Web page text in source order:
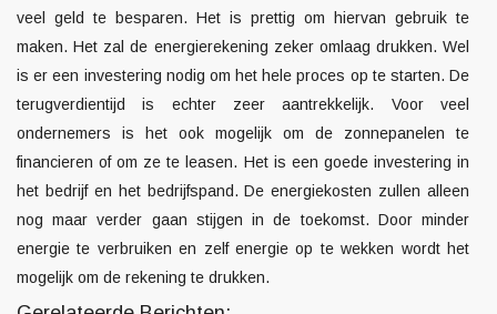
veel geld te besparen. Het is prettig om hiervan gebruik te
maken. Het zal de energierekening zeker omlaag drukken. Wel
is er een investering nodig om het hele proces op te starten. De
terugverdientijd is echter zeer aantrekkelijk. Voor veel
ondernemers is het ook mogelijk om de zonnepanelen te
financieren of om ze te leasen. Het is een goede investering in
het bedrijf en het bedrijfspand. De energiekosten zullen alleen
nog maar verder gaan stijgen in de toekomst. Door minder
energie te verbruiken en zelf energie op te wekken wordt het
mogelijk om de rekening te drukken.